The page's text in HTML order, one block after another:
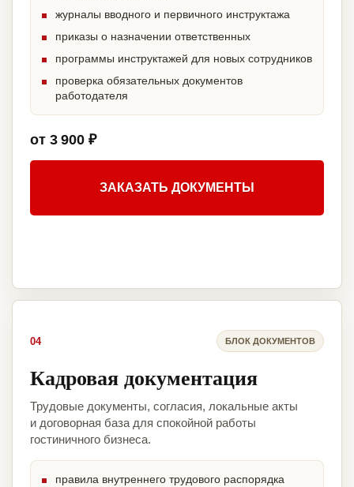
журналы вводного и первичного инструктажа
приказы о назначении ответственных
программы инструктажей для новых сотрудников
проверка обязательных документов
работодателя
от 3 900 ₽
ЗАКАЗАТЬ ДОКУМЕНТЫ
04 БЛОК ДОКУМЕНТОВ
Кадровая документация
Трудовые документы, согласия, локальные акты
и договорная база для спокойной работы
гостиничного бизнеса.
правила внутреннего трудового распорядка